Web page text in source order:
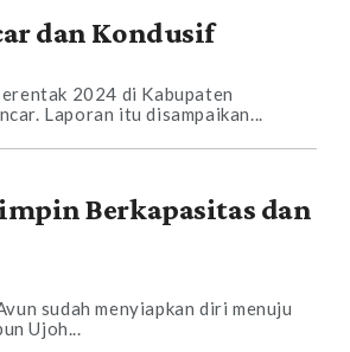
dan Kondusif
2024 di Kabupaten
Laporan itu disampaikan...
Berkapasitas dan
sudah menyiapkan diri menuju
Ujoh...